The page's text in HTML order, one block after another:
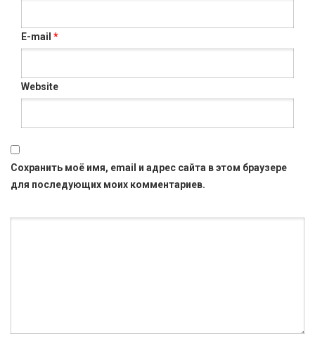
E-mail *
Website
Сохранить моё имя, email и адрес сайта в этом браузере
для последующих моих комментариев.